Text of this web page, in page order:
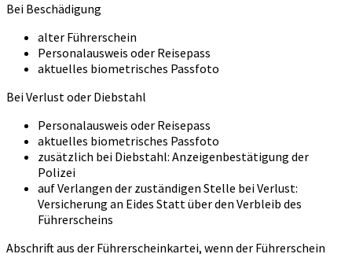
Bei Beschädigung
alter Führerschein
Personalausweis oder Reisepass
aktuelles biometrisches Passfoto
Bei Verlust oder Diebstahl
Personalausweis oder Reisepass
aktuelles biometrisches Passfoto
zusätzlich bei Diebstahl: Anzeigenbestätigung der
Polizei
auf Verlangen der zuständigen Stelle bei Verlust:
Versicherung an Eides Statt über den Verbleib des
Führerscheins
Abschrift aus der Führerscheinkartei, wenn der Führerschein